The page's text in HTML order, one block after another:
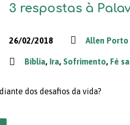
3 respostas à
26/02/2018 Allen Porto
Bíblia, Ira,Sofrimento, Fé
dos desafios da vida?